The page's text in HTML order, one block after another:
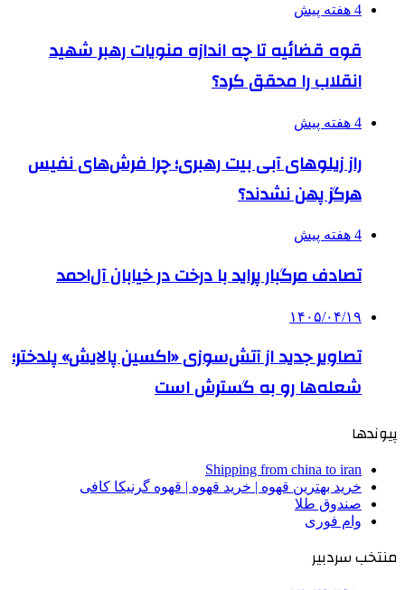
4 هفته پیش
قوه قضائیه تا چه اندازه منویات رهبر شهید
انقلاب را محقق کرد؟
4 هفته پیش
راز زیلوهای آبی بیت رهبری؛ چرا فرش‌های نفیس
هرگز پهن نشدند؟
4 هفته پیش
تصادف مرگبار پراید با درخت در خیابان آل‌احمد
۱۴۰۵/۰۴/۱۹
تصاویر جدید از آتش‌سوزی «اکسین پالایش» پلدختر؛
شعله‌ها رو به گسترش است
پیوندها
Shipping from china to iran
خرید بهترین قهوه | خرید قهوه | قهوه گرنیکا کافی
صندوق طلا
وام فوری
منتخب سردبیر